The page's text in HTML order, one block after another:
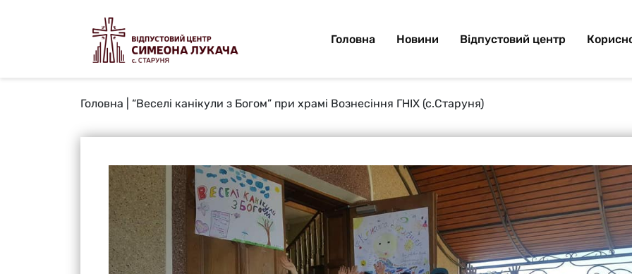
Головна Новини Відпустовий центр
Головна “Веселі канікули з Богом” при храмі Вознесіння ГНІХ (с.Старуня)